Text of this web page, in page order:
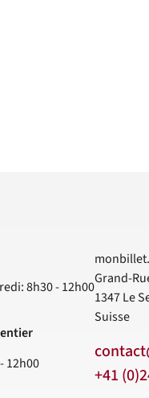
8h30 - 12h00
12h00
Grand-
1347Le
Suisse
+41